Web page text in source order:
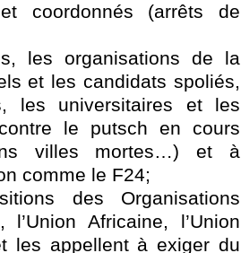
coordonnés (arrêts de
les organisations de la
et les candidats spoliés,
les universitaires et les
le putsch en cours
villes mortes…) et à
comme le F24;
des Organisations
Africaine, l’Union
les appellent à exiger du